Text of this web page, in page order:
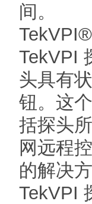
间。
TekVPI
头具有
钮。这
括探头
网远程
的解决
TekVPI